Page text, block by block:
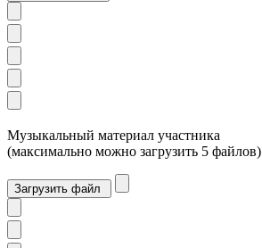
Музыкальный материал участника
(максимально можно загрузить 5 файлов)
Загрузить файл